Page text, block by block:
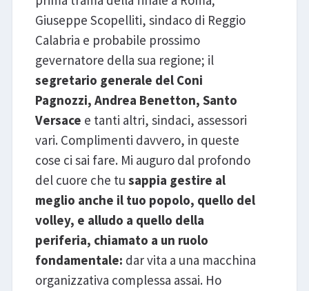
Giuseppe Scopelliti, sindaco di Reggio
Calabria e probabile prossimo
gevernatore della sua regione; il
segretario generale del Coni
Pagnozzi, Andrea Benetton, Santo
Versace e tanti altri, sindaci, assessori
vari. Complimenti davvero, in queste
cose ci sai fare. Mi auguro dal profondo
del cuore che tu sappia gestire al
meglio anche il tuo popolo, quello del
volley, e alludo a quello della
periferia, chiamato a un ruolo
fondamentale: dar vita a una macchina
organizzativa complessa assai. Ho